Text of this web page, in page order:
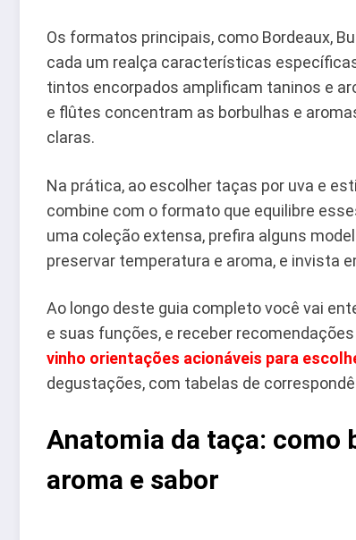
Os formatos principais, como Bordeaux,
cada um realça características
tintos encorpados amplificam taninos e
e flûtes concentram as borbulhas e
claras.
Na prática, ao escolher taças por uva e
combine com o formato que equilibre
uma coleção extensa, prefira alguns
preservar temperatura e aroma, e invista
Ao longo deste guia completo você vai
e suas funções, e receber
vinho orientações acionáveis para
degustações, com tabelas de
Anatomia da taça: como
aroma e sabor